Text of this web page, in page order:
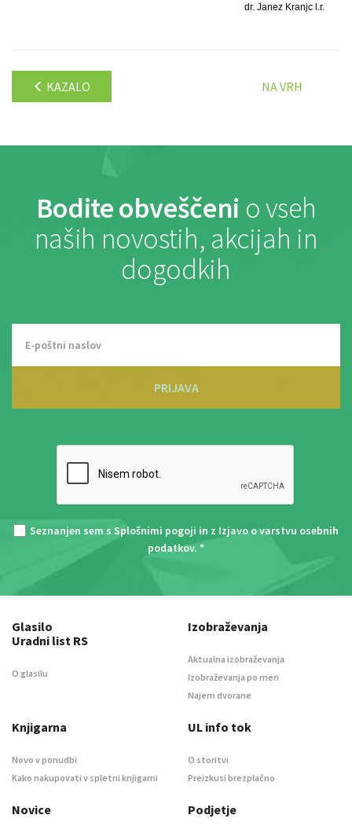
dr. Janez Kranjc l.r.
KAZALO NA VRH
Bodite obveščeni o vseh
naših novostih, akcijah in
dogodkih
PRIJAVA
Seznanjen sem s Splošnimi pogoji in z Izjavo o varstvu osebnih
podatkov. *
Glasilo
Uradni list RS
O glasilu
Izobraževanja
Aktualna izobraževanja
Izobraževanja po meri
Najem dvorane
Knjigarna
Novo v ponudbi
Kako nakupovati v spletni knjigarni
UL info tok
O storitvi
Preizkusi brezplačno
Novice Podjetje